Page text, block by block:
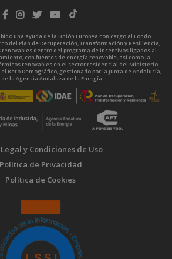
una ayuda de la Unión Europea con cargo al Fondo
del Plan de Recuperación, Transformación y Resiliencia,
dentro del programa de incentivos ligados al
con fuentes de energía renovable, así como la
renovables en el sector residencial del Ministerio
Reto Demográfico, gestionado por la Junta de Andalucía,
la Agencia Andaluza de la Energía.
y Condiciones de Uso
Política de Privacidad
Política de Cookies